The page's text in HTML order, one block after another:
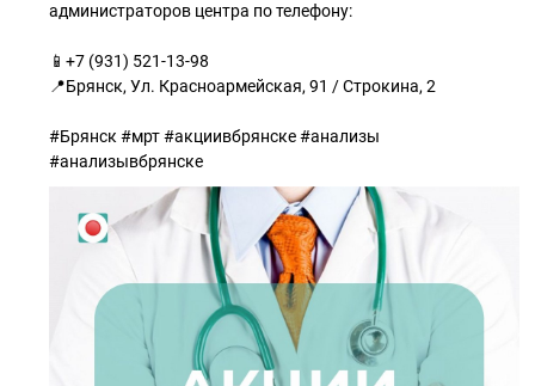
администраторов центра по телефону:
📱+7 (931) 521-13-98
📍Брянск, Ул. Красноармейская, 91 / Строкина, 2
#Брянск #мрт #акциивбрянске #анализы
#анализывбрянске